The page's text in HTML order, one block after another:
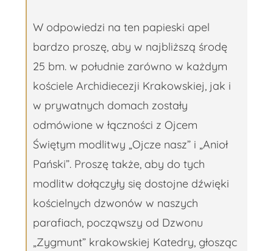
W odpowiedzi na ten papieski apel
bardzo proszę, aby w najbliższą środę
25 bm. w południe zarówno w każdym
kościele Archidiecezji Krakowskiej, jak i
w prywatnych domach zostały
odmówione w łączności z Ojcem
Świętym modlitwy „Ojcze nasz” i „Anioł
Pański”. Proszę także, aby do tych
modlitw dołączyły się dostojne dźwięki
kościelnych dzwonów w naszych
parafiach, począwszy od Dzwonu
„Zygmunt” krakowskiej Katedry, głosząc